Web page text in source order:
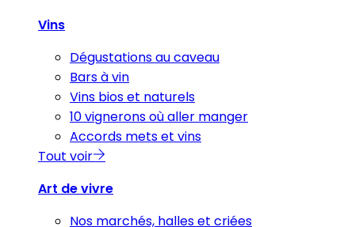
Vins
Dégustations au caveau
Bars à vin
Vins bios et naturels
10 vignerons où aller manger
Accords mets et vins
Tout voir
Art de vivre
Nos marchés, halles et criées